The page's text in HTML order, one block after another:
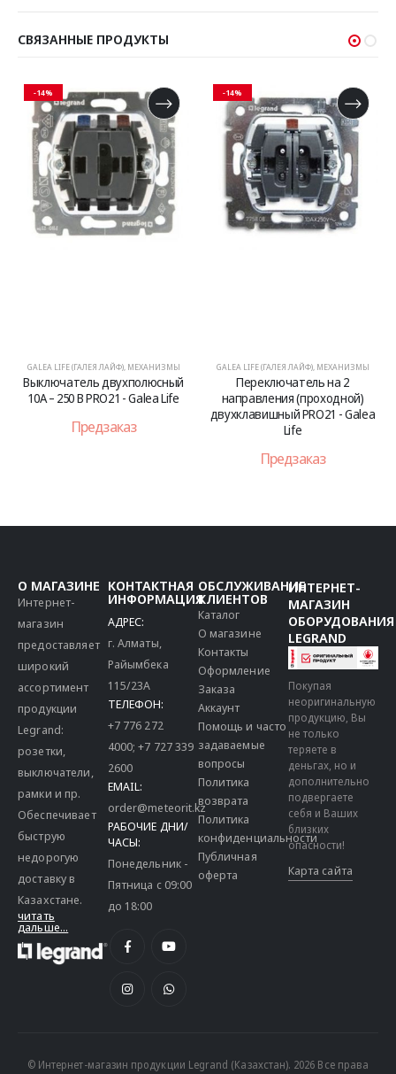
СВЯЗАННЫЕ ПРОДУКТЫ
-14%
GALEA LIFE (ГАЛЕЯ ЛАЙФ), МЕХАНИЗМЫ
Выключатель двухполюсный
10А – 250 В PRO21 - Galea Life
Предзаказ
-14%
GALEA LIFE (ГАЛЕЯ ЛАЙФ), МЕХАНИЗМЫ
Переключатель на 2
направления (проходной)
двухклавишный PRO21 - Galea
Life
Предзаказ
О МАГАЗИНЕ
Интернет-
магазин
предоставляет
широкий
ассортимент
продукции
Legrand:
розетки,
выключатели,
рамки и пр.
Обеспечивает
быструю
недорогую
доставку в
Казахстане.
читать
дальше...
КОНТАКТНАЯ
ИНФОРМАЦИЯ
АДРЕС:
г. Алматы,
Райымбека
115/23A
ТЕЛЕФОН:
+7 776 272
4000;+7 727 339
2600
EMAIL:
order@meteorit.kz
РАБОЧИЕ ДНИ/
ЧАСЫ:
Понедельник -
Пятница с 09:00
до 18:00
ОБСЛУЖИВАНИЕ
КЛИЕНТОВ
Каталог
О магазине
Контакты
Оформление
Заказа
Аккаунт
Помощь и часто
задаваемые
вопросы
Политика
возврата
Политика
конфиденциальности
Публичная
оферта
ИНТЕРНЕТ-
МАГАЗИН
ОБОРУДОВАНИЯ
LEGRAND
Покупая
неоригинальную
продукцию, Вы
не только
теряете в
деньгах, но и
дополнительно
подвергаете
себя и Ваших
близких
опасности!
Карта сайта
© Интернет-магазин продукции Legrand (Казахстан). 2026 Все права